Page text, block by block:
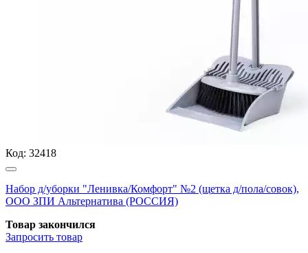
Код: 32418
Набор д/уборки "Ленивка/Комфорт" №2 (щетка д/пола/совок),
ООО ЗПИ Альтернатива (РОССИЯ)
Товар закончился
Запросить товар